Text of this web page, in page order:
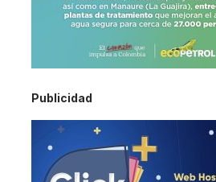
Publicidad